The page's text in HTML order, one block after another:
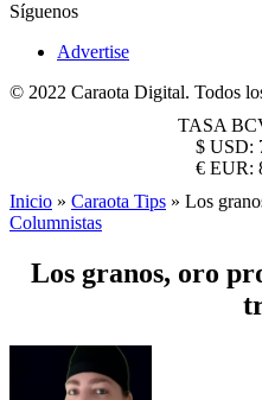
Síguenos
Advertise
© 2022 Caraota Digital. Todos
TASA
$ USD:
€ EUR:
Inicio » Caraota Tips » Los
Columnistas
Los granos, oro